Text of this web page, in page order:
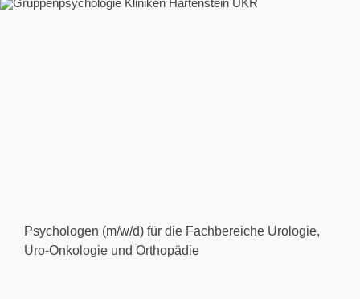
Psychologen (m/w/d) für die Fachbereiche Urologie,
Uro-Onkologie und Orthopädie